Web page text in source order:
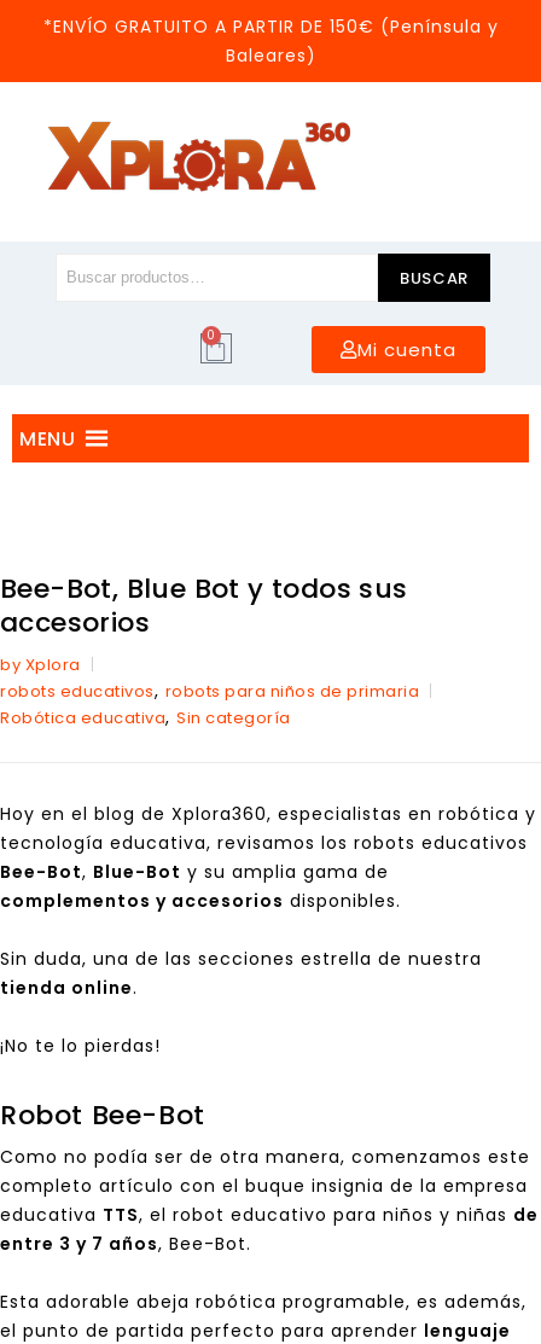
*ENVÍO GRATUITO A PARTIR DE 150€ (Península y
Baleares)
BUSCAR
0
Mi cuenta
MENU
Bee-Bot, Blue Bot y todos sus
accesorios
by Xplora
robots educativos, robots para niños de primaria
Robótica educativa, Sin categoría
Hoy en el blog de Xplora360, especialistas en robótica y
tecnología educativa, revisamos los robots educativos
Bee-Bot, Blue-Bot y su amplia gama de
complementos y accesorios disponibles.
Sin duda, una de las secciones estrella de nuestra
tienda online.
¡No te lo pierdas!
Robot Bee-Bot
Como no podía ser de otra manera, comenzamos este
completo artículo con el buque insignia de la empresa
educativa TTS, el robot educativo para niños y niñas de
entre 3 y 7 años, Bee-Bot.
Esta adorable abeja robótica programable, es además,
el punto de partida perfecto para aprender lenguaje